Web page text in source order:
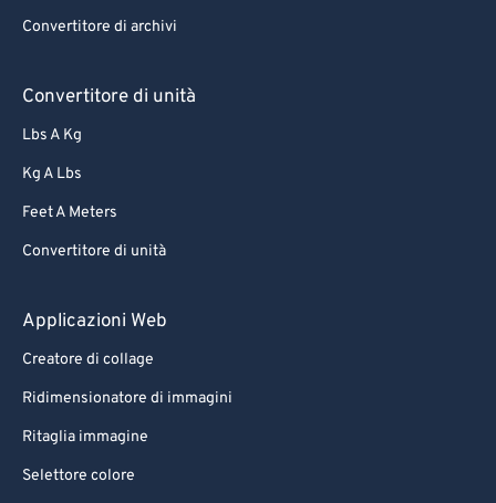
Convertitore di archivi
Convertitore di unità
Lbs A Kg
Kg A Lbs
Feet A Meters
Convertitore di unità
Applicazioni Web
Creatore di collage
Ridimensionatore di immagini
Ritaglia immagine
Selettore colore